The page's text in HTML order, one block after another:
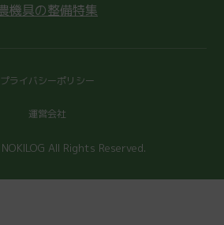
機具の整備特集
プライバシーポリシー
運営会社
All Rights Reserved.